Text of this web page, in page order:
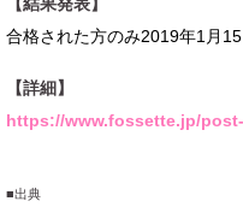
合格された方のみ2019年1月
【詳細】
https://www.fossette.jp/
■出典